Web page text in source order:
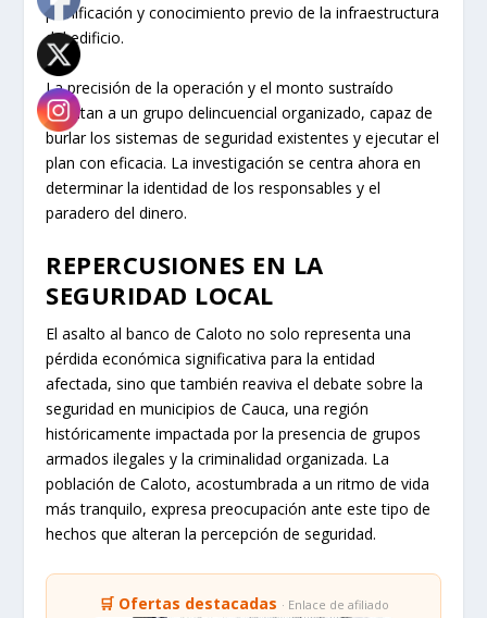
planificación y conocimiento previo de la infraestructura
del edificio.
La precisión de la operación y el monto sustraído
apuntan a un grupo delincuencial organizado, capaz de
burlar los sistemas de seguridad existentes y ejecutar el
plan con eficacia. La investigación se centra ahora en
determinar la identidad de los responsables y el
paradero del dinero.
REPERCUSIONES EN LA
SEGURIDAD LOCAL
El asalto al banco de Caloto no solo representa una
pérdida económica significativa para la entidad
afectada, sino que también reaviva el debate sobre la
seguridad en municipios de Cauca, una región
históricamente impactada por la presencia de grupos
armados ilegales y la criminalidad organizada. La
población de Caloto, acostumbrada a un ritmo de vida
más tranquilo, expresa preocupación ante este tipo de
hechos que alteran la percepción de seguridad.
🛒 Ofertas destacadas · Enlace de afiliado